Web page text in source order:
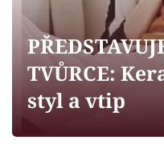
Sledujte prima+
Filmový festival
Pořady
TVŮRCE:
styl a vtip